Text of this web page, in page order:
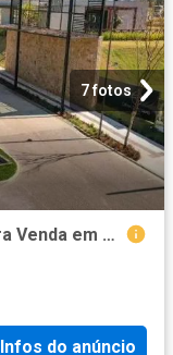
7 fotos
Casa / Sobrado em Condomínio para Venda em Camboriú/SC Monte Alegre 4 Quartos
Infos do anúncio